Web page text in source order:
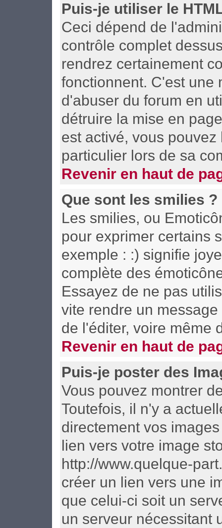
Puis-je utiliser le
Ceci dépend de
contrôle complet
rendrez certainement
fonctionnent. C'est une
d'abuser du forum en
détruire la mise en
est activé, vous
particulier lors de sa
Revenir en haut de
Que sont les smilies ?
Les smilies, ou
pour exprimer certains
exemple : :) signifie
complète des
Essayez de ne pas
vite rendre un
de l'éditer, voire même
Revenir en haut de
Puis-je poster des
Vous pouvez montrer
Toutefois, il n'y a
directement vos
lien vers votre image
http://www.quelque-
créer un lien vers une
que celui-ci soit un
un serveur nécessitant